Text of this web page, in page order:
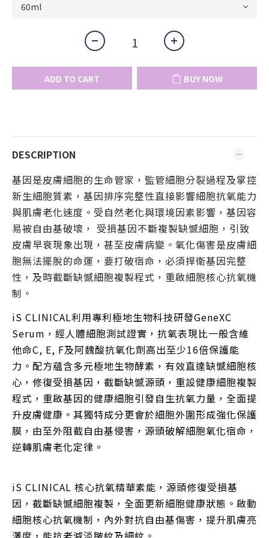
ADD TO CART BUY NOW
DESCRIPTION
基因是皮膚細胞的生命管家，監管細胞分裂過程及掌控
新生細胞質素，基因排序完整性直接影響細胞抗氧能力
與肌膚老化速度。受自然老化與環境因素影響，基因容
易被自由基破壞， 受損基因不斷複製缺憾細胞，引致
皮膚早衰現象出現，甚至皮膚病變。氧化傷害是皮膚細
胞無法擺脫的命運，要打破宿命，必須捍衛基因完整
性，及時截斷缺憾細胞複製程式，重啟細胞核心抗氧機
制。
iS CLINICAL利用專利極地生物科技研發GeneXC
Serum，經人體細胞測試證實，抗氧表現比一般含維
他命C, E, F及阿魏酸抗氧化劑高出至少16倍保護能
力。配方蘊含多元極地生物酵素，有效直達缺憾細胞核
心，修復受損基因，截斷缺憾源頭，重設健康細胞複製
程式，重啟基因的健康細胞引發自生抗氧力量，全面提
升皮膚健康。其獨特成分更會於細胞外圍形成強化保護
膜，由至外阻截自由基侵害，源頭破解細胞氧化宿命，
逆轉肌膚老化定律。
iS CLINICAL 核心抗氧精華素能，源頭修復受損基
因，截斷缺憾細胞複製，全面更新細胞健康狀態。啟動
細胞核心抗氧機制，內外對抗自由基傷害，提升肌膚亮